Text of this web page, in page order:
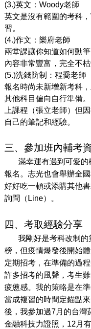
(3.)英文：Woody老師
英文是沒有範圍的考科
習。
(4.)作文：樂府老師
兩堂課讓你知道如何動
內容非常豐富，完全不枯
(5.)洗錢防制：程喬老師
報名時尚未新增新考科
其他科目偏向自行準備
上課程（張立老師）但
自己的筆記和經驗。
三、參加班內輔考
滿幸運有遇到可愛的
報名。志光也會舉辦全
好好吃一頓或添購其他
詢問（Line）。
四、考取經驗分享
我剛好是考科改制的
榜，但疫情爆發後開始
定期招考，在準備的過
許多招考的風聲，考生
疲憊感。我的策略是在
當成複習的時間定錨點
後，我參加過7月的台灣
金融科技力證照，12月